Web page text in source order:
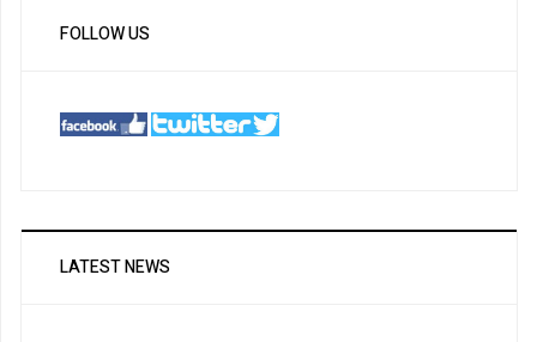
FOLLOW US
LATEST NEWS